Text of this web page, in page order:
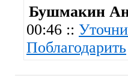
Бушмакин
00:46 ::
Поблагодарить